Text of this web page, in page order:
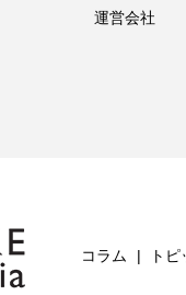
運営会社
コラム ト